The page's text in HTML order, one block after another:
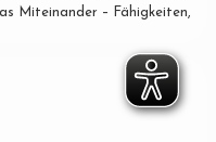
Miteinander – Fähigkeiten,